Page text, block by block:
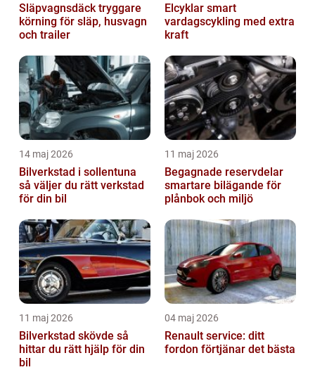
Släpvagnsdäck tryggare
körning för släp, husvagn
och trailer
Elcyklar smart
vardagscykling med extra
kraft
14 maj 2026
Bilverkstad i sollentuna
så väljer du rätt verkstad
för din bil
11 maj 2026
Begagnade reservdelar
smartare bilägande för
plånbok och miljö
11 maj 2026
Bilverkstad skövde så
hittar du rätt hjälp för din
bil
04 maj 2026
Renault service: ditt
fordon förtjänar det bästa